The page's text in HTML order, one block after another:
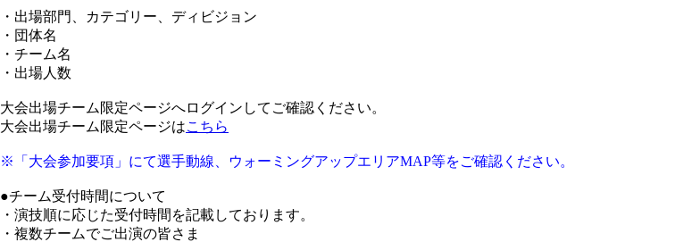
・出場部門、カテゴリー、ディビジョン
・団体名
・チーム名
・出場人数
大会出場チーム限定ページへログインしてご確認ください。
大会出場チーム限定ページはこちら
※「大会参加要項」にて選手動線、ウォーミングアップエリアMAP等をご確認ください。
●チーム受付時間について
・演技順に応じた受付時間を記載しております。
・複数チームでご出演の皆さま